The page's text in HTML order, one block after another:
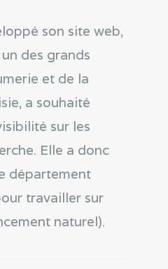
son site web,
des grands
et de la
a souhaité
sur les
Elle a donc
département
travailler sur
naturel).